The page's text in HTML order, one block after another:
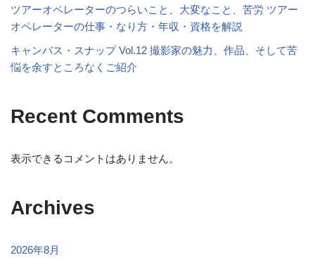
ツアーオペレーターのつらいこと、大変なこと、苦労 ツアー
オペレーターの仕事・なり方・年収・資格を解説
キャンバス・スナップ Vol.12 撮影家の魅力、作品、そして苦
悩を余すところなくご紹介
Recent Comments
表示できるコメントはありません。
Archives
2026年8月